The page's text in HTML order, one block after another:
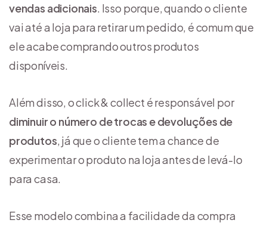
vendas adicionais. Isso porque, quando o cliente
vai até a loja para retirar um pedido, é comum que
ele acabe comprando outros produtos
disponíveis.
Além disso, o click & collect é responsável por
diminuir o número de trocas e devoluções de
produtos, já que o cliente tem a chance de
experimentar o produto na loja antes de levá-lo
para casa.
Esse modelo combina a facilidade da compra